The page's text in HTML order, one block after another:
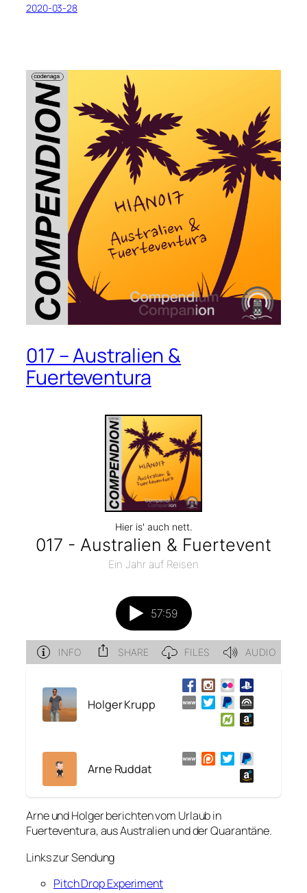
2020-03-28
017 – Australien &
Fuerteventura
Holger Krupp
Arne Ruddat
Arne und Holger berichten vom Urlaub in
Fuerteventura, aus Australien und der Quarantäne.
Links zur Sendung
Pitch Drop Experiment